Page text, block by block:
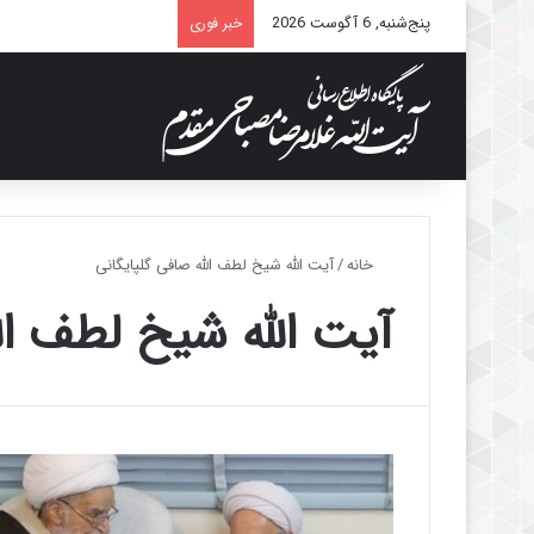
پنج‌شنبه, 6 آگوست 2026 خبر فوری
خانه/آیت الله شیخ لطف الله صافی گلپایگانی
آیت الله شیخ لطف